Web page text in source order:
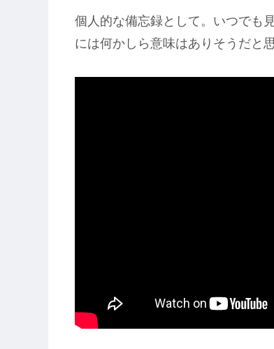
個人的な備忘録として。いつでも
には何かしら意味はありそうだと